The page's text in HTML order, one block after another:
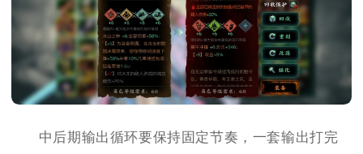
中后期输出循环要保持固定节奏，一套输出打完